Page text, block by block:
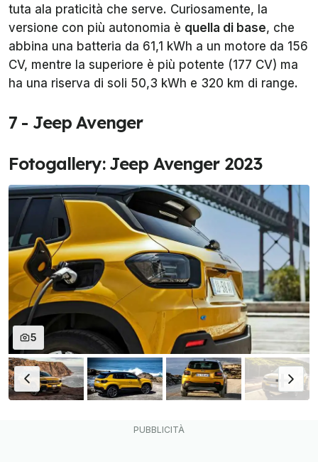
tuta ala praticità che serve. Curiosamente, la
versione con più autonomia è quella di base, che
abbina una batteria da 61,1 kWh a un motore da 156
CV, mentre la superiore è più potente (177 CV) ma
ha una riserva di soli 50,3 kWh e 320 km di range.
7 - Jeep Avenger
Fotogallery: Jeep Avenger 2023
5